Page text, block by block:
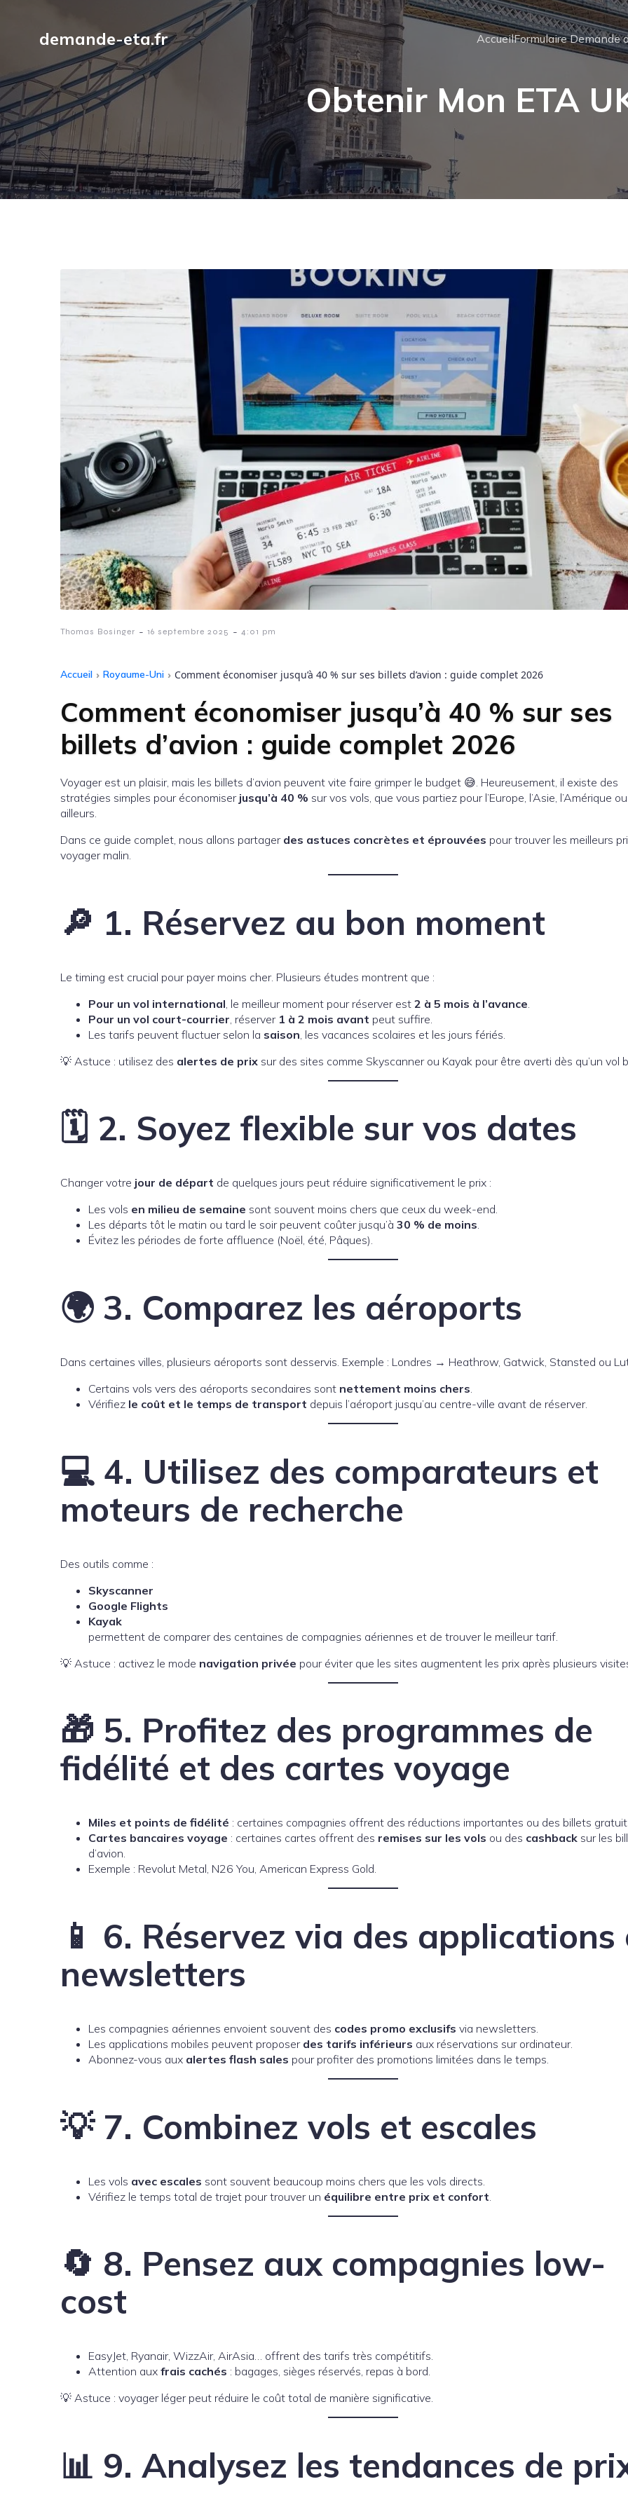
demande-eta.fr AccueilFormulaire Demande
Obtenir Mon ETA
Thomas Bosinger - 16 septembre 2025 - 4:01 pm
Accueil › Royaume-Uni › Comment économiser jusqu’à 40 % sur ses billets d’avion : guide complet 2026
Comment économiser jusqu’à 40 % sur ses
billets d’avion : guide complet 2026
Voyager est un plaisir, mais les billets d’avion peuvent vite faire grimper le budget 😅. Heureusement, il existe des
stratégies simples pour économiser jusqu’à 40 % sur vos vols, que vous partiez pour l’Europe, l’Asie, l’Amérique ou
ailleurs.
Dans ce guide complet, nous allons partager des astuces concrètes et éprouvées pour trouver les meilleurs
voyager malin.
🔎 1. Réservez au bon moment
Le timing est crucial pour payer moins cher. Plusieurs études montrent que :
Pour un vol international , le meilleur moment pour réserver est 2 à 5 mois à l’avance
Pour un vol court-courrier , réserver 1 à 2 mois avant peut suffire.
Les tarifs peuvent fluctuer selon la saison , les vacances scolaires et les jours fériés.
💡 Astuce : utilisez des alertes de prix sur des sites comme Skyscanner ou Kayak pour être averti dès qu’un vol
🗓️ 2. Soyez flexible sur vos dates
Changer votre jour de départ de quelques jours peut réduire significativement le prix :
Les vols en milieu de semaine sont souvent moins chers que ceux du week-end.
Les départs tôt le matin ou tard le soir peuvent coûter jusqu’à 30 % de moins.
Évitez les périodes de forte affluence (Noël, été, Pâques).
🌍 3. Comparez les aéroports
Dans certaines villes, plusieurs aéroports sont desservis. Exemple : Londres → Heathrow, Gatwick, Stansted ou
Certains vols vers des aéroports secondaires sont nettement moins chers
Vérifiez le coût et le temps de transport depuis l’aéroport jusqu’au centre-ville avant de réserver.
💻 4. Utilisez des comparateurs et
moteurs de recherche
Des outils comme :
Skyscanner
Google Flights
Kayak
permettent de comparer des centaines de compagnies aériennes et de trouver le meilleur tarif.
💡 Astuce : activez le mode navigation privée pour éviter que les sites augmentent les prix après plusieurs
🎁 5. Profitez des programmes de
fidélité et des cartes voyage
Miles et points de fidélité : certaines compagnies offrent des réductions importantes ou des billets
Cartes bancaires voyage : certaines cartes offrent des remises sur les vols ou des cashback sur les
d’avion.
Exemple : Revolut Metal, N26 You, American Express Gold.
📱 6. Réservez via des applications
newsletters
Les compagnies aériennes envoient souvent des codes promo exclusifs via newsletters.
Les applications mobiles peuvent proposer des tarifs inférieurs aux réservations sur ordinateur.
Abonnez-vous aux alertes flash sales pour profiter des promotions limitées dans le temps.
💡 7. Combinez vols et escales
Les vols avec escales sont souvent beaucoup moins chers que les vols directs.
Vérifiez le temps total de trajet pour trouver un équilibre entre prix et confort
🔄 8. Pensez aux compagnies low-
cost
EasyJet, Ryanair, WizzAir, AirAsia… offrent des tarifs très compétitifs.
Attention aux frais cachés : bagages, sièges réservés, repas à bord.
💡 Astuce : voyager léger peut réduire le coût total de manière significative.
📊 9. Analysez les tendances de